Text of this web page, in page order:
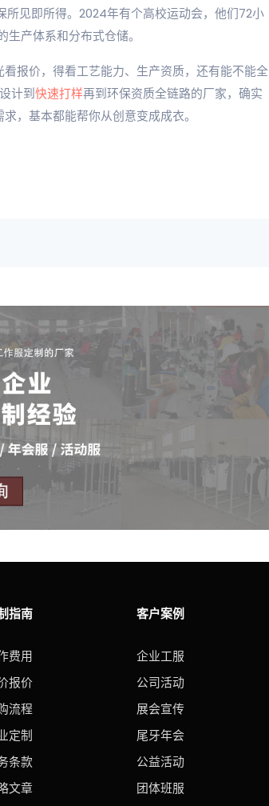
见即所得。2024年有个高校运动会，他们72小
生产体系和分布式仓储。
报价，得看工艺能力、生产资质，还有能不能全
计到快速打样再到环保资质全链路的厂家，确实
，基本都能帮你从创意变成成衣。
指南
费用
报价
流程
定制
条款
文章
客户案例
企业工服
公司活动
展会宣传
尾牙年会
公益活动
团体班服